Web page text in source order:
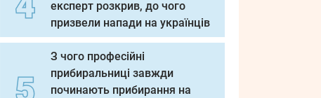
експерт розкрив, до чого
призвели напади на українців
З чого професійні
прибиральниці завжди
починають прибирання на